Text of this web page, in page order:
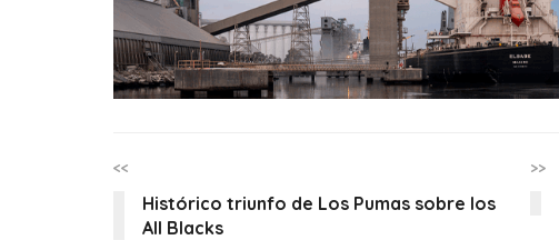
<<
Histórico triunfo de Los Pumas sobre los
All Blacks
>>